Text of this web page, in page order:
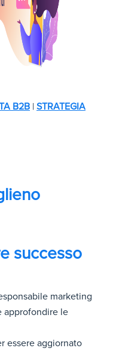
B2B | STRATEGIA
successo
marketing
approfondire le
essere aggiornato